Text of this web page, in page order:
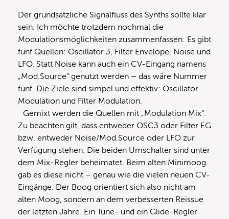
Der grundsätzliche Signalfluss des Synths sollte klar
sein. Ich möchte trotzdem nochmal die
Modulationsmöglichkeiten zusammenfassen: Es gibt
fünf Quellen: Oscillator 3, Filter Envelope, Noise und
LFO. Statt Noise kann auch ein CV-Eingang namens
„Mod.Source“ genutzt werden – das wäre Nummer
fünf. Die Ziele sind simpel und effektiv: Oscillator
Modulation und Filter Modulation.
Gemixt werden die Quellen mit „Modulation Mix“.
Zu beachten gilt, dass entweder OSC3 oder Filter EG
bzw. entweder Noise/Mod.Source oder LFO zur
Verfügung stehen. Die beiden Umschalter sind unter
dem Mix-Regler beheimatet. Beim alten Minimoog
gab es diese nicht – genau wie die vielen neuen CV-
Eingänge. Der Boog orientiert sich also nicht am
alten Moog, sondern an dem verbesserten Reissue
der letzten Jahre. Ein Tune- und ein Glide-Regler